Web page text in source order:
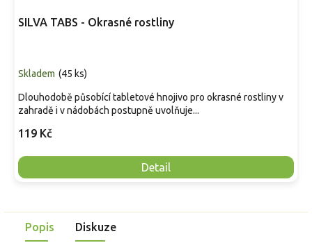
SILVA TABS - Okrasné rostliny
Skladem (45 ks)
119 Kč
Detail
Dlouhodobě působící tabletové hnojivo pro okrasné rostliny v
zahradě i v nádobách postupně uvolňuje...
Popis Diskuze